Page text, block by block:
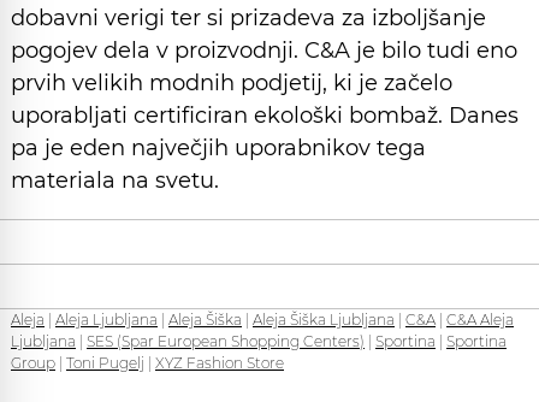
dobavni verigi ter si prizadeva za izboljšanje
pogojev dela v proizvodnji. C&A je bilo tudi eno
prvih velikih modnih podjetij, ki je začelo
uporabljati certificiran ekološki bombaž. Danes
pa je eden največjih uporabnikov tega
materiala na svetu.
Aleja Aleja Ljubljana Aleja Šiška Aleja Šiška Ljubljana C&A C&A Aleja
Ljubljana
SES (Spar European Shopping Centers) Sportina
Sportina
Group Toni Pugelj XYZ Fashion Store